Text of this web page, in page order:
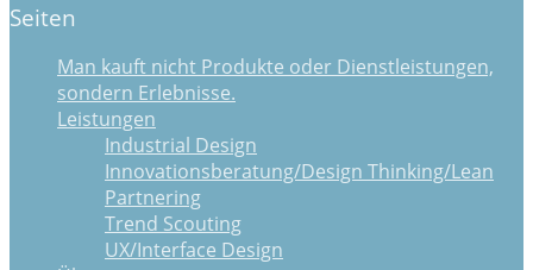
Seiten
Man kauft nicht Produkte oder Dienstleistungen,
sondern Erlebnisse.
Leistungen
Industrial Design
Innovationsberatung/Design Thinking/Lean
Partnering
Trend Scouting
UX/Interface Design